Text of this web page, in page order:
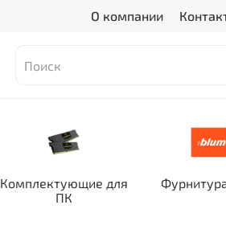
О компании
Комплектующие для
ПК